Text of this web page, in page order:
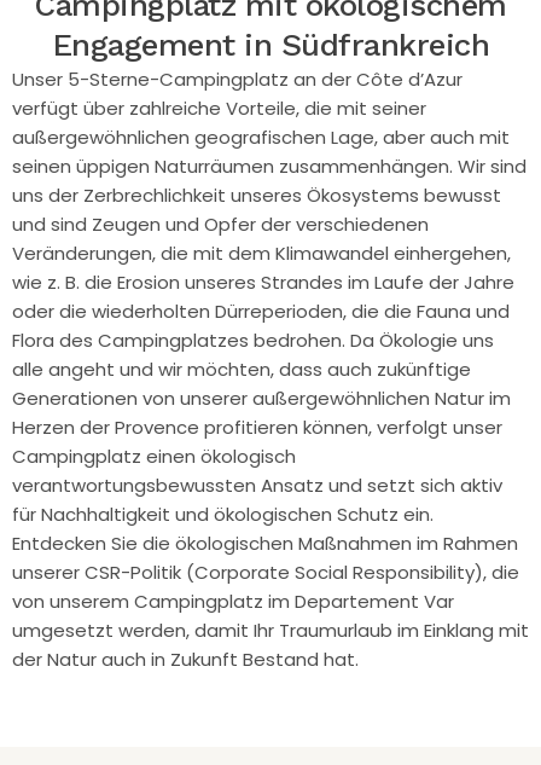
Engagement in Südfrankreich
Unser 5-Sterne-Campingplatz an der Côte d’Azur
verfügt über zahlreiche Vorteile, die mit seiner
außergewöhnlichen geografischen Lage, aber auch mit
seinen üppigen Naturräumen zusammenhängen. Wir sind
uns der Zerbrechlichkeit unseres Ökosystems bewusst
und sind Zeugen und Opfer der verschiedenen
Veränderungen, die mit dem Klimawandel einhergehen,
wie z. B. die Erosion unseres Strandes im Laufe der Jahre
oder die wiederholten Dürreperioden, die die Fauna und
Flora des Campingplatzes bedrohen. Da Ökologie uns
alle angeht und wir möchten, dass auch zukünftige
Generationen von unserer außergewöhnlichen Natur im
Herzen der Provence profitieren können, verfolgt unser
Campingplatz einen ökologisch
verantwortungsbewussten Ansatz und setzt sich aktiv
für Nachhaltigkeit und ökologischen Schutz ein.
Entdecken Sie die ökologischen Maßnahmen im Rahmen
unserer CSR-Politik (Corporate Social Responsibility), die
von unserem Campingplatz im Departement Var
umgesetzt werden, damit Ihr Traumurlaub im Einklang mit
der Natur auch in Zukunft Bestand hat.